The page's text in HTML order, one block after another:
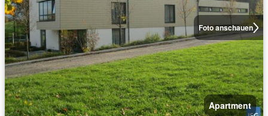
Foto anschauen
Apartment